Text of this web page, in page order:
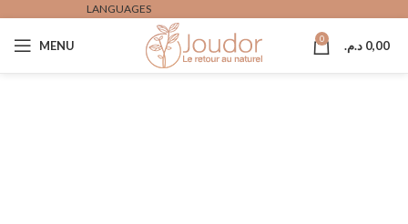
LANGUAGES
MENU 0 0,00 د.م.